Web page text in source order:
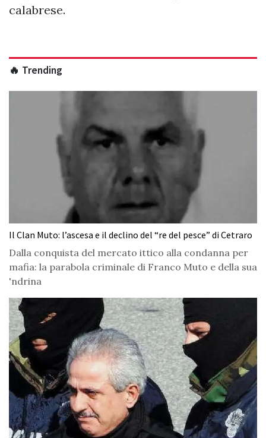
calabrese.
🔥 Trending
Il Clan Muto: l’ascesa e il declino del “re del pesce” di Cetraro
Dalla conquista del mercato ittico alla condanna per
mafia: la parabola criminale di Franco Muto e della sua
'ndrina